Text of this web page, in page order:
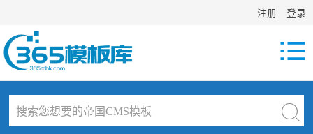
注册 登录
